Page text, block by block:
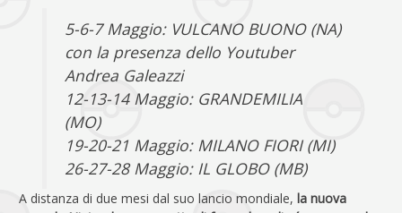
5-6-7 Maggio: VULCANO BUONO (NA)
con la presenza dello Youtuber
Andrea Galeazzi
12-13-14 Maggio: GRANDEMILIA
(MO)
19-20-21 Maggio: MILANO FIORI (MI)
26-27-28 Maggio: IL GLOBO (MB)
A distanza di due mesi dal suo lancio mondiale, la nuova